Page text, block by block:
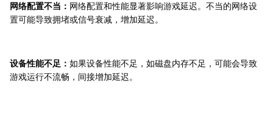
网络配置不当： 网络配置和性能显著影响游戏延迟。不当的网络设
置可能导致拥堵或信号衰减，增加延迟。
设备性能不足： 如果设备性能不足，如磁盘内存不足，可能会导致
游戏运行不流畅，间接增加延迟。